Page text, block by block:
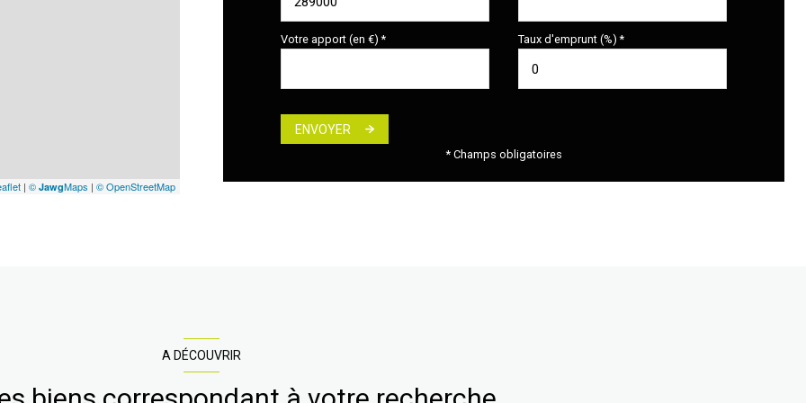
| © JawgMaps | © OpenStreetMap
Votre apport (en €) * Taux d'emprunt (%) *
ENVOYER
* Champs obligatoires
A DÉCOUVRIR